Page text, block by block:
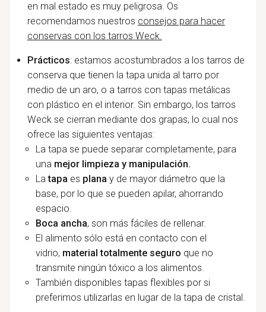
en mal estado es muy peligrosa. Os
recomendamos nuestros consejos para hacer
conservas con los tarros Weck.
Prácticos: estamos acostumbrados a los tarros de
conserva que tienen la tapa unida al tarro por
medio de un aro, o a tarros con tapas metálicas
con plástico en el interior. Sin embargo, los tarros
Weck se cierran mediante dos grapas, lo cual nos
ofrece las siguientes ventajas:
La tapa se puede separar completamente, para
una mejor limpieza y manipulación.
La tapa es plana y de mayor diámetro que la
base, por lo que se pueden apilar, ahorrando
espacio.
Boca ancha, son más fáciles de rellenar.
El alimento sólo está en contacto con el
vidrio, material totalmente seguro que no
transmite ningún tóxico a los alimentos.
También disponibles tapas flexibles por si
preferimos utilizarlas en lugar de la tapa de cristal.